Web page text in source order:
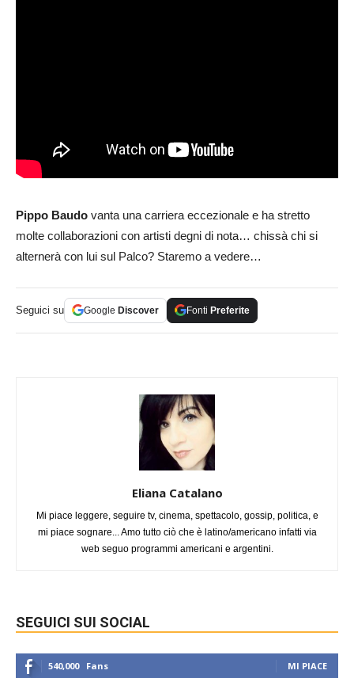
Pippo Baudo vanta una carriera eccezionale e ha stretto
molte collaborazioni con artisti degni di nota… chissà chi si
alternerà con lui sul Palco? Staremo a vedere…
Seguici su Google Discover Fonti Preferite
Eliana Catalano
Mi piace leggere, seguire tv, cinema, spettacolo, gossip, politica, e
mi piace sognare... Amo tutto ciò che è latino/americano infatti via
web seguo programmi americani e argentini.
SEGUICI SUI SOCIAL
540,000 Fans MI PIACE